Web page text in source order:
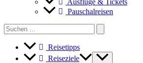
Pauschalreisen
Search
for:
Reisetipps
Reiseziele